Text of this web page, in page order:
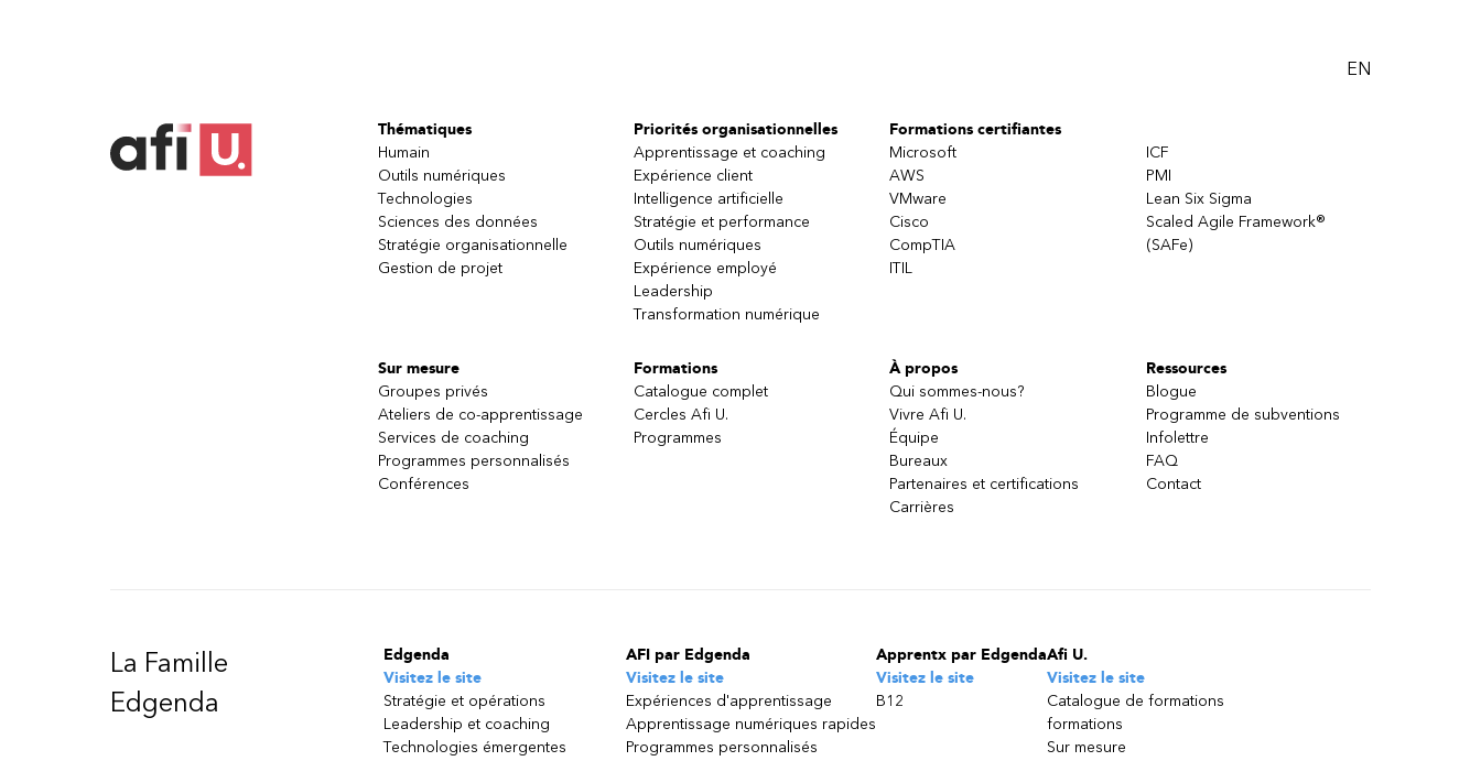
EN
Thématiques
Humain
Outils numériques
Technologies
Sciences des données
Stratégie organisationnelle
Gestion de projet
Priorités organisationnelles
Apprentissage et coaching
Expérience client
Intelligence artificielle
Stratégie et performance
Outils numériques
Expérience employé
Leadership
Transformation numérique
Formations certifiantes
Microsoft
AWS
VMware
Cisco
CompTIA
ITIL
ICF
PMI
Lean Six Sigma
Scaled Agile Framework®
(SAFe)
Sur mesure
Groupes privés
Ateliers de co-apprentissage
Services de coaching
Programmes personnalisés
Conférences
Formations
Catalogue complet
Cercles Afi U.
Programmes
À propos
Qui sommes-nous?
Vivre Afi U.
Équipe
Bureaux
Partenaires et certifications
Carrières
Ressources
Blogue
Programme de subventions
Infolettre
FAQ
Contact
La Famille
Edgenda
Edgenda
Visitez le site
Stratégie et opérations
Leadership et coaching
Technologies émergentes
AFI par Edgenda
Visitez le site
Expériences d'apprentissage
Apprentissage numériques rapides
Programmes personnalisés
Apprentx par Edgenda
Visitez le site
B12
Afi U.
Visitez le site
Catalogue de formations
formations
Sur mesure